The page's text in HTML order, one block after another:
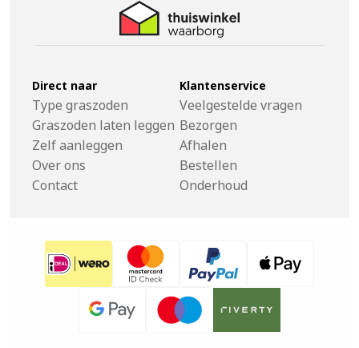
Direct naar
Type graszoden
Graszoden laten leggen
Zelf aanleggen
Over ons
Contact
Klantenservice
Veelgestelde vragen
Bezorgen
Afhalen
Bestellen
Onderhoud